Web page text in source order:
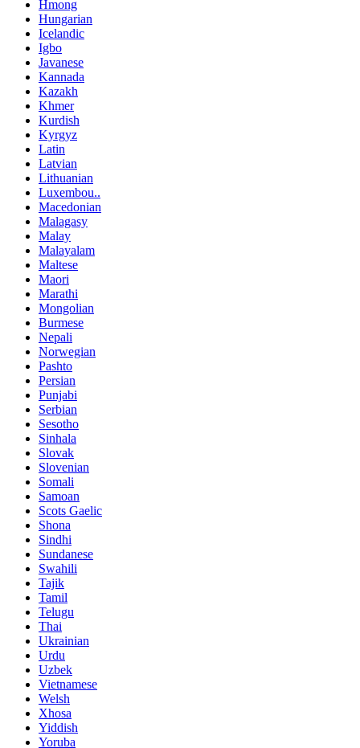
Hmong
Hungarian
Icelandic
Igbo
Javanese
Kannada
Kazakh
Khmer
Kurdish
Kyrgyz
Latin
Latvian
Lithuanian
Luxembou..
Macedonian
Malagasy
Malay
Malayalam
Maltese
Maori
Marathi
Mongolian
Burmese
Nepali
Norwegian
Pashto
Persian
Punjabi
Serbian
Sesotho
Sinhala
Slovak
Slovenian
Somali
Samoan
Scots Gaelic
Shona
Sindhi
Sundanese
Swahili
Tajik
Tamil
Telugu
Thai
Ukrainian
Urdu
Uzbek
Vietnamese
Welsh
Xhosa
Yiddish
Yoruba